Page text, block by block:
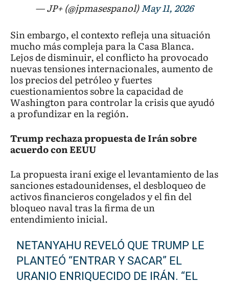
— JP+ (@jpmasespanol)May 11, 2026
Sin embargo, el contexto refleja una situación
mucho más compleja para la Casa Blanca.
Lejos de disminuir, el conflicto ha provocado
nuevas tensiones internacionales, aumento de
los precios del petróleo y fuertes
cuestionamientos sobre la capacidad de
Washington para controlar la crisis que ayudó
a profundizar en la región.
Trump rechaza propuesta de Irán sobre
acuerdo con EEUU
La propuesta iraní exige el levantamiento de las
sanciones estadounidenses, el desbloqueo de
activos financieros congelados y el fin del
bloqueo naval tras la firma de un
entendimiento inicial.
NETANYAHU REVELÓ QUE TRUMP LE
PLANTEÓ “ENTRAR Y SACAR” EL
URANIO ENRIQUECIDO DE IRÁN. “EL